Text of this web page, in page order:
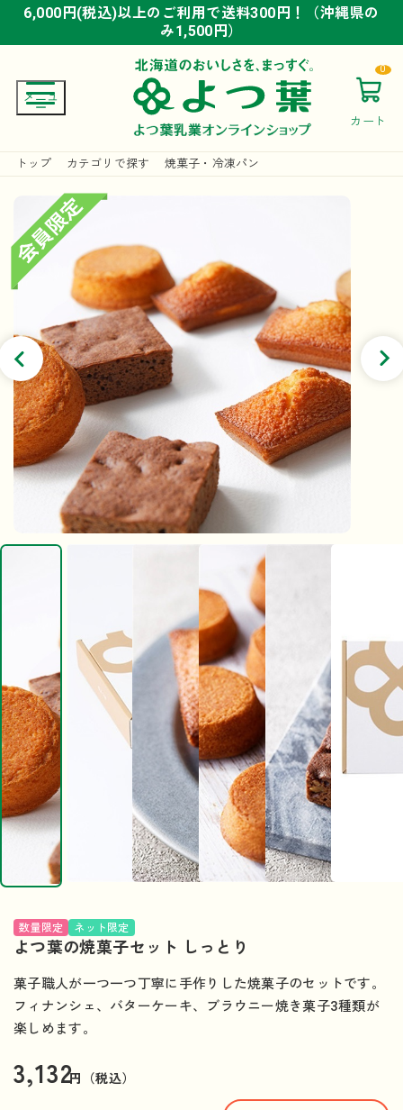
6,000円(税込)以上のご利用で送料300円！（沖縄県の
み1,500円）
6,000円(税込)以上のご利用で送料300円！（沖縄県の
み1,500円）
6,000円(税込)以上のご利用で送料300円！（沖縄県の
み1,500円）
カート
0
トップ カテゴリで探す 焼菓子・冷凍パン
数量限定 ネット限定
よつ葉の焼菓子セット しっとり
菓子職人が一つ一つ丁寧に手作りした焼菓子のセットです。
フィナンシェ、バターケーキ、ブラウニー焼き菓子3種類が
楽しめます。
3,132円（税込）